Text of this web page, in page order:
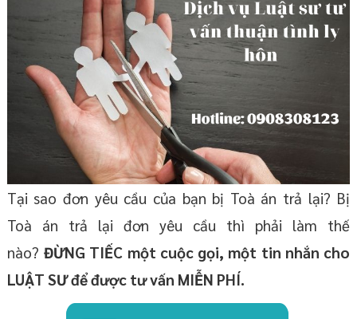
Tại sao đơn yêu cầu của bạn bị Toà án trả lại? Bị
Toà án trả lại đơn yêu cầu thì phải làm thế
nào?ĐỪNG TIẾC một cuộc gọi, một tin nhắn cho
LUẬT SƯ để được tư vấn MIỄN PHÍ.